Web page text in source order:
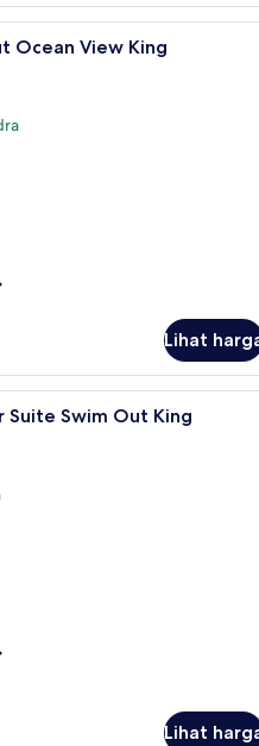
Ocean View King
Lihat
Seprai premium, bantalan
Suite Swim Out King
Lihat